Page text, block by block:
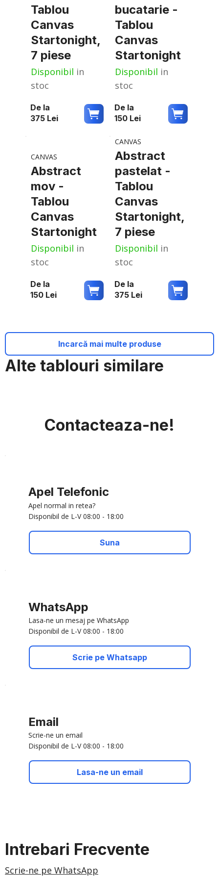
Alte tablouri similare
Tablou
Canvas
Startonight,
7 piese
Disponibil in
stoc
De la
375 Lei
bucatarie -
Tablou
Canvas
Startonight
Disponibil in
stoc
De la
150 Lei
CANVAS
Abstract
mov -
Tablou
Canvas
Startonight
Disponibil in
stoc
De la
150 Lei
CANVAS
Abstract
pastelat -
Tablou
Canvas
Startonight,
7 piese
Disponibil in
stoc
De la
375 Lei
Incarcă mai multe produse
Contacteaza-ne!
Apel Telefonic
Apel normal in retea?
Disponibil de L-V 08:00 - 18:00
Suna
WhatsApp
Lasa-ne un mesaj pe WhatsApp
Disponibil de L-V 08:00 - 18:00
Scrie pe Whatsapp
Email
Scrie-ne un email
Disponibil de L-V 08:00 - 18:00
Lasa-ne un email
Intrebari Frecvente
Scrie-ne pe WhatsApp